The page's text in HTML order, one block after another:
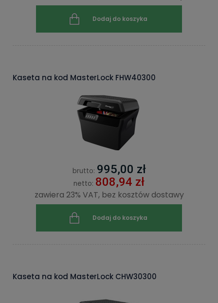
Dodaj do koszyka
Kaseta na kod MasterLock FHW40300
brutto: 995,00 zł
netto: 808,94 zł
zawiera 23% VAT, bez kosztów dostawy
Dodaj do koszyka
Kaseta na kod MasterLock CHW30300